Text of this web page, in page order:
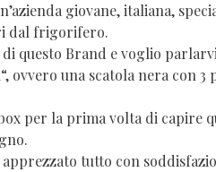
giovane, italiana,
dal frigorifero.
questo Brand e voglio
“, ovvero una scatola nera con
per la prima volta di
tutto con